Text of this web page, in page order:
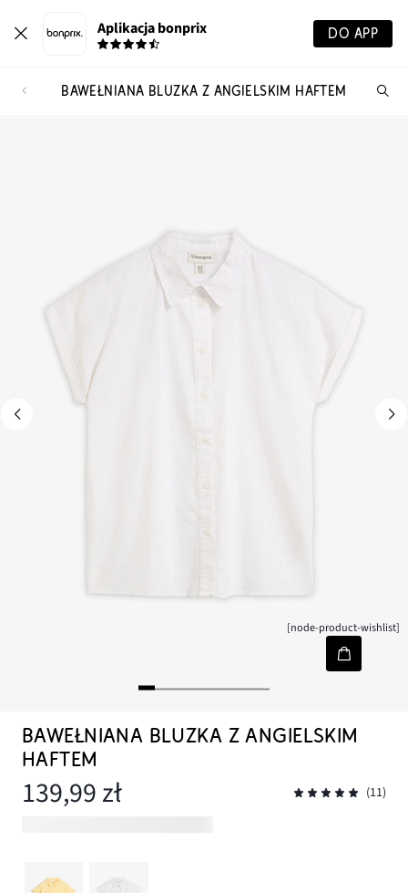
Aplikacja bonprix DO APP
BAWEŁNIANA BLUZKA Z ANGIELSKIM HAFTEM
[node-product-wishlist]
BAWEŁNIANA BLUZKA Z ANGIELSKIM
HAFTEM
139,99 zł (11)